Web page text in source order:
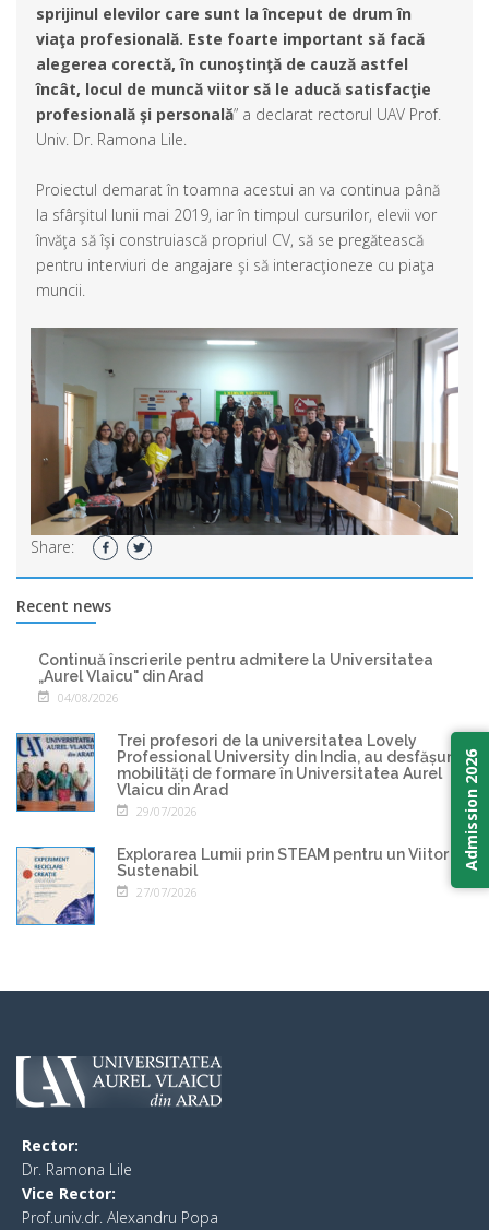
sprijinul elevilor care sunt la început de drum în
viaţa profesională. Este foarte important să facă
alegerea corectă, în cunoştinţă de cauză astfel
încât, locul de muncă viitor să le aducă satisfacţie
profesională şi personală” a declarat rectorul UAV Prof.
Univ. Dr. Ramona Lile.
Proiectul demarat în toamna acestui an va continua până
la sfârşitul lunii mai 2019, iar în timpul cursurilor, elevii vor
învăţa să îşi construiască propriul CV, să se pregătească
pentru interviuri de angajare şi să interacţioneze cu piaţa
muncii.
Share:
Recent news
Continuă înscrierile pentru admitere la Universitatea
„Aurel Vlaicu" din Arad
04/08/2026
Trei profesori de la universitatea Lovely
Professional University din India, au desfășurat
mobilități de formare în Universitatea Aurel
Vlaicu din Arad
29/07/2026
Explorarea Lumii prin STEAM pentru un Viitor
Sustenabil
27/07/2026
Rector:
​Dr. Ramona Lile
Vice Rector:
Prof.univ.dr. Alexandru Popa
Admission 2026